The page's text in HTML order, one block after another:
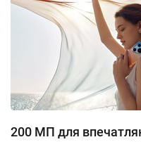
200 МП для